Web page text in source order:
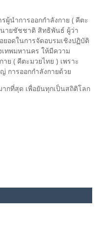
นำการออกกำลังกาย ( คีตะ
ายชัชชาติ สิทธิพันธ์ ผู้ว่า
ยอดในการจัดอบรมเชิงปฏิบัติ
เทพมหานคร ให้มีความ
ย ( คีตะมวยไทย ) เพราะ
การออกกำลังกายด้วย
กที่สุด เพื่อยันทุกเป็นสถิติโลก